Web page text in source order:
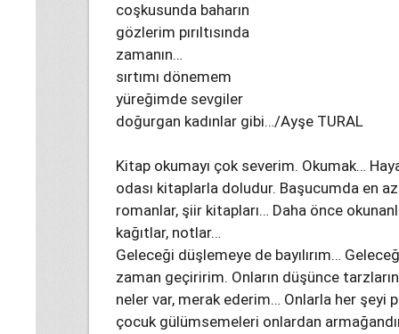
coşkusunda baharın
gözlerim pırıltısında
zamanın…
sırtımı dönemem
yüreğimde sevgiler
doğurgan kadınlar gibi…/Ayşe TURAL
Kitap okumayı çok severim. Okumak…
odası kitaplarla doludur. Başucumda en
romanlar, şiir kitapları… Daha önce
kağıtlar, notlar…
Geleceği düşlemeye de bayılırım…
zaman geçiririm. Onların düşünce
neler var, merak ederim… Onlarla her şeyi
çocuk gülümsemeleri onlardan